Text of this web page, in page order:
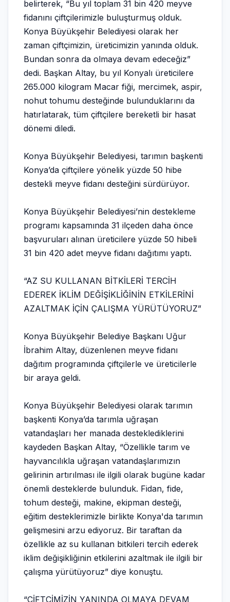
belirterek, “Bu yıl toplam 31 bin 420 meyve
fidanını çiftçilerimizle buluşturmuş olduk.
Konya Büyükşehir Belediyesi olarak her
zaman çiftçimizin, üreticimizin yanında olduk.
Bundan sonra da olmaya devam edeceğiz”
dedi. Başkan Altay, bu yıl Konyalı üreticilere
265.000 kilogram Macar fiği, mercimek, aspir,
nohut tohumu desteğinde bulunduklarını da
hatırlatarak, tüm çiftçilere bereketli bir hasat
dönemi diledi.
Konya Büyükşehir Belediyesi, tarımın başkenti
Konya’da çiftçilere yönelik yüzde 50 hibe
destekli meyve fidanı desteğini sürdürüyor.
Konya Büyükşehir Belediyesi’nin destekleme
programı kapsamında 31 ilçeden daha önce
başvuruları alınan üreticilere yüzde 50 hibeli
31 bin 420 adet meyve fidanı dağıtımı yaptı.
“AZ SU KULLANAN BİTKİLERİ TERCİH
EDEREK İKLİM DEĞİŞİKLİĞİNİN ETKİLERİNİ
AZALTMAK İÇİN ÇALIŞMA YÜRÜTÜYORUZ”
Konya Büyükşehir Belediye Başkanı Uğur
İbrahim Altay, düzenlenen meyve fidanı
dağıtım programında çiftçilerle ve üreticilerle
bir araya geldi.
Konya Büyükşehir Belediyesi olarak tarımın
başkenti Konya’da tarımla uğraşan
vatandaşları her manada desteklediklerini
kaydeden Başkan Altay, “Özellikle tarım ve
hayvancılıkla uğraşan vatandaşlarımızın
gelirinin artırılması ile ilgili olarak bugüne kadar
önemli desteklerde bulunduk. Fidan, fide,
tohum desteği, makine, ekipman desteği,
eğitim desteklerimizle birlikte Konya'da tarımın
gelişmesini arzu ediyoruz. Bir taraftan da
özellikle az su kullanan bitkileri tercih ederek
iklim değişikliğinin etkilerini azaltmak ile ilgili bir
çalışma yürütüyoruz” diye konuştu.
“ÇİFTÇİMİZİN YANINDA OLMAYA DEVAM